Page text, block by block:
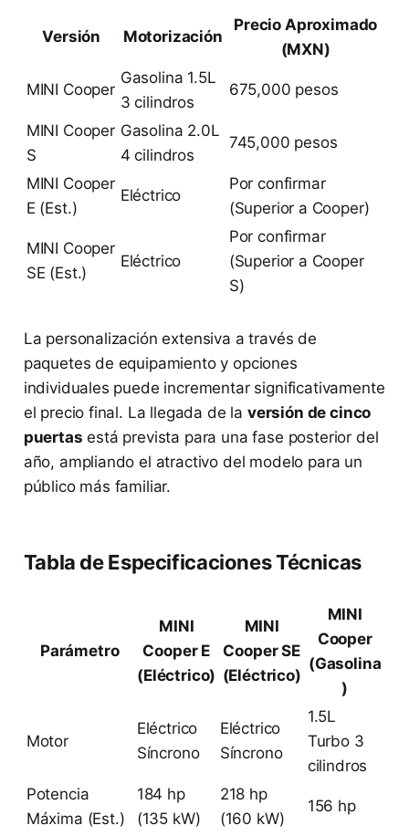
Versión Motorización
Precio Aproximado
(MXN)
MINI Cooper
Gasolina 1.5L
3 cilindros
675,000 pesos
MINI Cooper
S
Gasolina 2.0L
4 cilindros
745,000 pesos
MINI Cooper
E (Est.)
Eléctrico
Por confirmar
(Superior a Cooper)
MINI Cooper
SE (Est.)
Eléctrico
Por confirmar
(Superior a Cooper
S)
La personalización extensiva a través de
paquetes de equipamiento y opciones
individuales puede incrementar significativamente
el precio final. La llegada de la versión de cinco
puertas está prevista para una fase posterior del
año, ampliando el atractivo del modelo para un
público más familiar.
Tabla de Especificaciones Técnicas
Parámetro
MINI
Cooper E
(Eléctrico)
MINI
Cooper SE
(Eléctrico)
MINI
Cooper
(Gasolina
)
Motor
Eléctrico
Síncrono
Eléctrico
Síncrono
1.5L
Turbo 3
cilindros
Potencia
Máxima (Est.)
184 hp
(135 kW)
218 hp
(160 kW)
156 hp